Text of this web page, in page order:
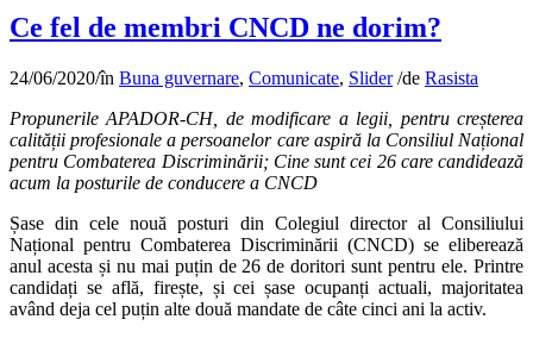
Ce fel de membri CNCD ne dorim?
24/06/2020/în Buna guvernare, Comunicate, Slider /de Rasista
Propunerile APADOR-CH, de modificare a legii, pentru creșterea
calității profesionale a persoanelor care aspiră la Consiliul Național
pentru Combaterea Discriminării; Cine sunt cei 26 care candidează
acum la posturile de conducere a CNCD
Șase din cele nouă posturi din Colegiul director al Consiliului
Național pentru Combaterea Discriminării (CNCD) se eliberează
anul acesta și nu mai puțin de 26 de doritori sunt pentru ele. Printre
candidați se află, firește, și cei șase ocupanți actuali, majoritatea
având deja cel puțin alte două mandate de câte cinci ani la activ.